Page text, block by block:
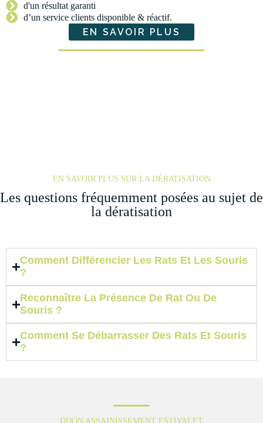
d'un résultat garanti
d’un service clients disponible & réactif.
EN SAVOIR PLUS
EN SAVOIR PLUS SUR LA DÉRATISATION
Les questions fréquemment posées au sujet de
la dératisation
Comment Différencier Les Rats Et Les Souris
?
Reconnaître La Présence De Rat Ou De
Souris ?
Comment Se Débarrasser Des Rats Et Souris
?
DIJON ASSAINISSEMENT ESTIVALET